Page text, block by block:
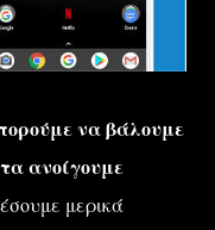
να βάλουμε
ανοίγουμε
μερικά